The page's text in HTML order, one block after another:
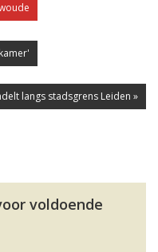
langs stadsgrens Leiden »
voldoende